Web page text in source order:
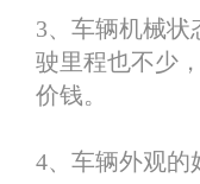
3、车辆机械
驶里程也不少
价钱。
4、车辆外观的